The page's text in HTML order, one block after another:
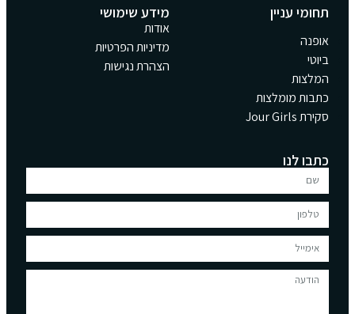
תחומי עניין
אופנה
ביוטי
המלצות
כתבות מומלצות
סקירת Jour Girls
מידע שימושי
אודות
מדיניות הפרטיות
הצהרת נגישות
כתבו לנו